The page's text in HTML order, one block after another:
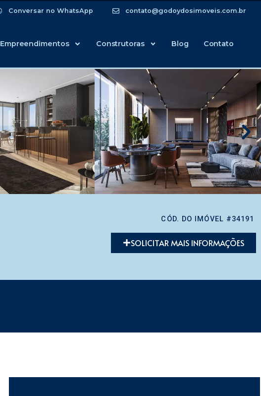
Conversar no WhatsApp contato@godoydosimoveis.com.br
Empreendimentos Construtoras Blog Contato
CÓD. DO IMÓVEL #34191
SOLICITAR MAIS INFORMAÇÕES